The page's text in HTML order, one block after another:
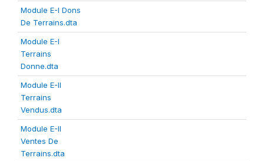
Module E-I Dons
De Terrains.dta
Module E-I
Terrains
Donne.dta
Module E-II
Terrains
Vendus.dta
Module E-II
Ventes De
Terrains.dta